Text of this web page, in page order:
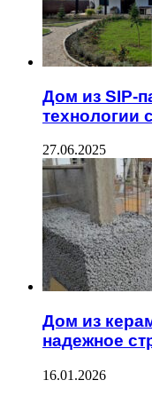
Дом из SIP-
технологии
27.06.2025
Дом из
надежное
16.01.2026